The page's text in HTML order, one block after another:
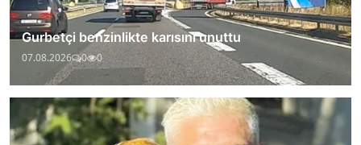
Gurbetçi benzinlikte karısını unuttu
07.08.2026 0 0